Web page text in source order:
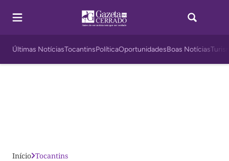
Últimas NotíciasTocantinsPolíticaOportunidadesBoas Notícias
Início Tocantins